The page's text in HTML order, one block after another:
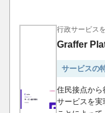
行政サービス
Graffer
サービスの
住民接点から
サービスを実